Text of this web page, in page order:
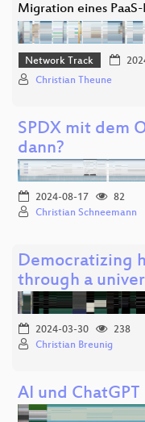
Migration eines
Network Track
Christian Theune
SPDX mit dem
dann?
2024-08-17
82
Christian Schneemann
Democratizing
through a
2024-03-30
238
Christian Breunig
AI und